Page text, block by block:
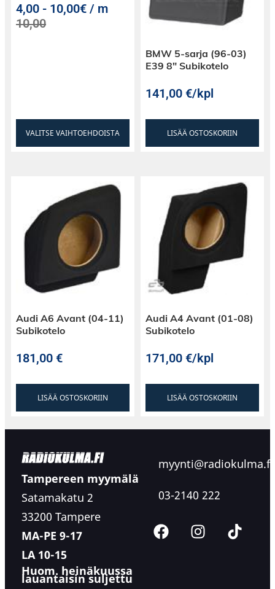
4,00 - 10,00€ / m
10,00
VALITSE VAIHTOEHDOISTA
BMW 5-sarja (96-03)
E39 8″ Subikotelo
141,00€/kpl
LISÄÄ OSTOSKORIIN
Audi A6 Avant (04-11)
Subikotelo
181,00€
LISÄÄ OSTOSKORIIN
Audi A4 Avant (01-08)
Subikotelo
171,00€/kpl
LISÄÄ OSTOSKORIIN
Tampereen myymälä
Satamakatu 2
33200 Tampere
MA-PE 9-17
LA 10-15
Huom. heinäkuussa
lauantaisin suljettu
myynti@radiokulma.fi
03-2140 222